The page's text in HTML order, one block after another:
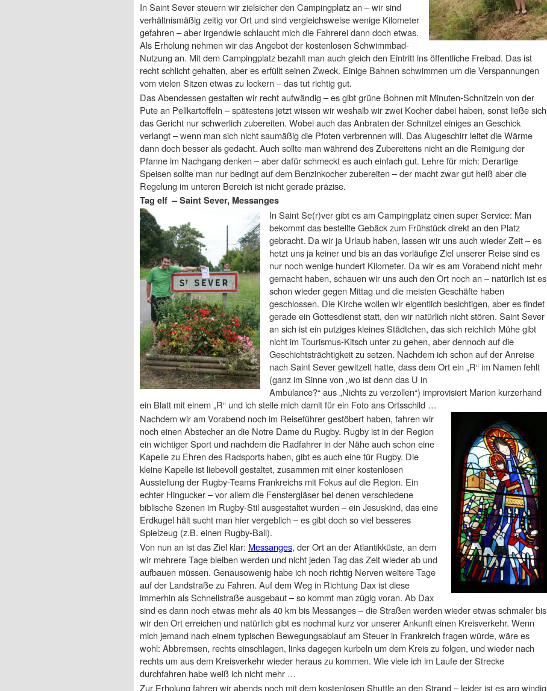
In Saint Sever steuern wir zielsicher den Campingplatz an – wir sind
verhältnismäßig zeitig vor Ort und sind vergleichsweise wenige Kilometer
gefahren – aber irgendwie schlaucht mich die Fahrerei dann doch etwas.
Als Erholung nehmen wir das Angebot der kostenlosen Schwimmbad-
Nutzung an. Mit dem Campingplatz bezahlt man auch gleich den Eintritt ins öffentliche Freibad. Das ist
recht schlicht gehalten, aber es erfüllt seinen Zweck. Einige Bahnen schwimmen um die Verspannungen
vom vielen Sitzen etwas zu lockern – das tut richtig gut.
Das Abendessen gestalten wir recht aufwändig – es gibt grüne Bohnen mit Minuten-Schnitzeln von der
Pute an Pellkartoffeln – spätestens jetzt wissen wir weshalb wir zwei Kocher dabei haben, sonst ließe sich
das Gericht nur schwerlich zubereiten. Wobei auch das Anbraten der Schnitzel einiges an Geschick
verlangt – wenn man sich nicht saumäßig die Pfoten verbrennen will. Das Alugeschirr leitet die Wärme
dann doch besser als gedacht. Auch sollte man während des Zubereitens nicht an die Reinigung der
Pfanne im Nachgang denken – aber dafür schmeckt es auch einfach gut. Lehre für mich: Derartige
Speisen sollte man nur bedingt auf dem Benzinkocher zubereiten – der macht zwar gut heiß aber die
Regelung im unteren Bereich ist nicht gerade präzise.
Tag elf – Saint Sever, Messanges
In Saint Se(r)ver gibt es am Campingplatz einen super Service: Man
bekommt das bestellte Gebäck zum Frühstück direkt an den Platz
gebracht. Da wir ja Urlaub haben, lassen wir uns auch wieder Zeit – es
hetzt uns ja keiner und bis an das vorläufige Ziel unserer Reise sind es
nur noch wenige hundert Kilometer. Da wir es am Vorabend nicht mehr
gemacht haben, schauen wir uns auch den Ort noch an – natürlich ist es
schon wieder gegen Mittag und die meisten Geschäfte haben
geschlossen. Die Kirche wollen wir eigentlich besichtigen, aber es findet
gerade ein Gottesdienst statt, den wir natürlich nicht stören. Saint Sever
an sich ist ein putziges kleines Städtchen, das sich reichlich Mühe gibt
nicht im Tourismus-Kitsch unter zu gehen, aber dennoch auf die
Geschichtsträchtigkeit zu setzen. Nachdem ich schon auf der Anreise
nach Saint Sever gewitzelt hatte, dass dem Ort ein „R“ im Namen fehlt
(ganz im Sinne von „wo ist denn das U in
Ambulance?“ aus „Nichts zu verzollen“) improvisiert Marion kurzerhand
ein Blatt mit einem „R“ und ich stelle mich damit für ein Foto ans Ortsschild …
Nachdem wir am Vorabend noch im Reiseführer gestöbert haben, fahren wir
noch einen Abstecher an die Notre Dame du Rugby. Rugby ist in der Region
ein wichtiger Sport und nachdem die Radfahrer in der Nähe auch schon eine
Kapelle zu Ehren des Radsports haben, gibt es auch eine für Rugby. Die
kleine Kapelle ist liebevoll gestaltet, zusammen mit einer kostenlosen
Ausstellung der Rugby-Teams Frankreichs mit Fokus auf die Region. Ein
echter Hingucker – vor allem die Fenstergläser bei denen verschiedene
biblische Szenen im Rugby-Stil ausgestaltet wurden – ein Jesuskind, das eine
Erdkugel hält sucht man hier vergeblich – es gibt doch so viel besseres
Spielzeug (z.B. einen Rugby-Ball).
Von nun an ist das Ziel klar: Messanges, der Ort an der Atlantikküste, an dem
wir mehrere Tage bleiben werden und nicht jeden Tag das Zelt wieder ab und
aufbauen müssen. Genausowenig habe ich noch richtig Nerven weitere Tage
auf der Landstraße zu Fahren. Auf dem Weg in Richtung Dax ist diese
immerhin als Schnellstraße ausgebaut – so kommt man zügig voran. Ab Dax
sind es dann noch etwas mehr als 40 km bis Messanges – die Straßen werden wieder etwas schmaler bis
wir den Ort erreichen und natürlich gibt es nochmal kurz vor unserer Ankunft einen Kreisverkehr. Wenn
mich jemand nach einem typischen Bewegungsablauf am Steuer in Frankreich fragen würde, wäre es
wohl: Abbremsen, rechts einschlagen, links dagegen kurbeln um dem Kreis zu folgen, und wieder nach
rechts um aus dem Kreisverkehr wieder heraus zu kommen. Wie viele ich im Laufe der Strecke
durchfahren habe weiß ich nicht mehr …
Zur Erholung fahren wir abends noch mit dem kostenlosen Shuttle an den Strand – leider ist es arg windig